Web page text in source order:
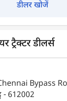
डीलर खोजें
ट्रैक्टर डीलर्स
Bypass
- 612002